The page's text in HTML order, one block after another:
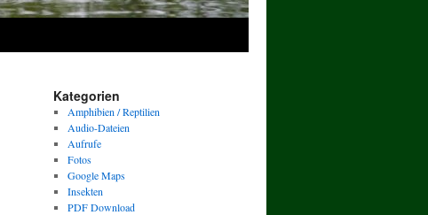
Kategorien
Amphibien / Reptilien
Audio-Dateien
Aufrufe
Fotos
Google Maps
Insekten
PDF Download